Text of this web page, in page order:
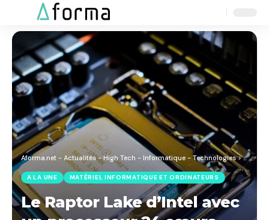
Resizer
Aforma.net - Actualités - High Tech - Informatique - Technologies>Blog
A LA UNE MATÉRIEL INFORMATIQUE ET ORDINATEURS
Le Raptor Lake d’Intel avec